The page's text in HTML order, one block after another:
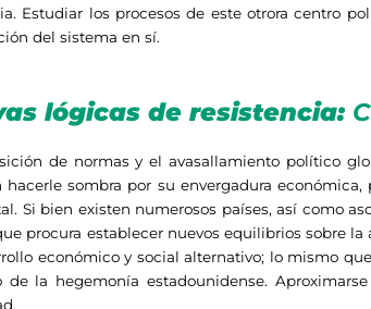
Estudiar los procesos de este otrora centro
del sistema en sí.
lógicas de resistencia:
de normas y el avasallamiento político
hacerle sombra por su envergadura
Si bien existen numerosos países, así como
procura establecer nuevos equilibrios sobre
económico y social alternativo; lo mismo
de la hegemonía estadounidense.